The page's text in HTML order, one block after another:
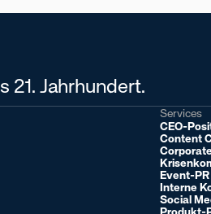
21. Jahrhundert.
Services
CEO-
Content
Event-PR
Interne
Social